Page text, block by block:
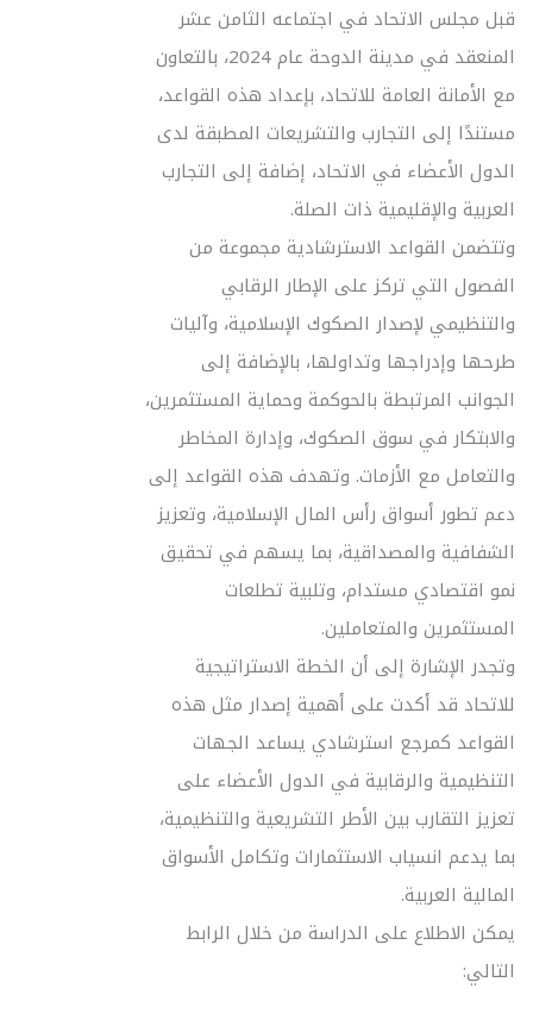
قبل مجلس الاتحاد في اجتماعه الثامن عشر
المنعقد في مدينة الدوحة عام 2024، بالتعاون
مع الأمانة العامة للاتحاد، بإعداد هذه القواعد،
مستندًا إلى التجارب والتشريعات المطبقة لدى
الدول الأعضاء في الاتحاد، إضافة إلى التجارب
العربية والإقليمية ذات الصلة.
وتتضمن القواعد الاسترشادية مجموعة من
الفصول التي تركز على الإطار الرقابي
والتنظيمي لإصدار الصكوك الإسلامية، وآليات
طرحها وإدراجها وتداولها، بالإضافة إلى
الجوانب المرتبطة بالحوكمة وحماية المستثمرين،
والابتكار في سوق الصكوك، وإدارة المخاطر
والتعامل مع الأزمات. وتهدف هذه القواعد إلى
دعم تطور أسواق رأس المال الإسلامية، وتعزيز
الشفافية والمصداقية، بما يسهم في تحقيق
نمو اقتصادي مستدام، وتلبية تطلعات
المستثمرين والمتعاملين.
وتجدر الإشارة إلى أن الخطة الاستراتيجية
للاتحاد قد أكدت على أهمية إصدار مثل هذه
القواعد كمرجع استرشادي يساعد الجهات
التنظيمية والرقابية في الدول الأعضاء على
تعزيز التقارب بين الأطر التشريعية والتنظيمية،
بما يدعم انسياب الاستثمارات وتكامل الأسواق
المالية العربية.
يمكن الاطلاع على الدراسة من خلال الرابط
التالي: